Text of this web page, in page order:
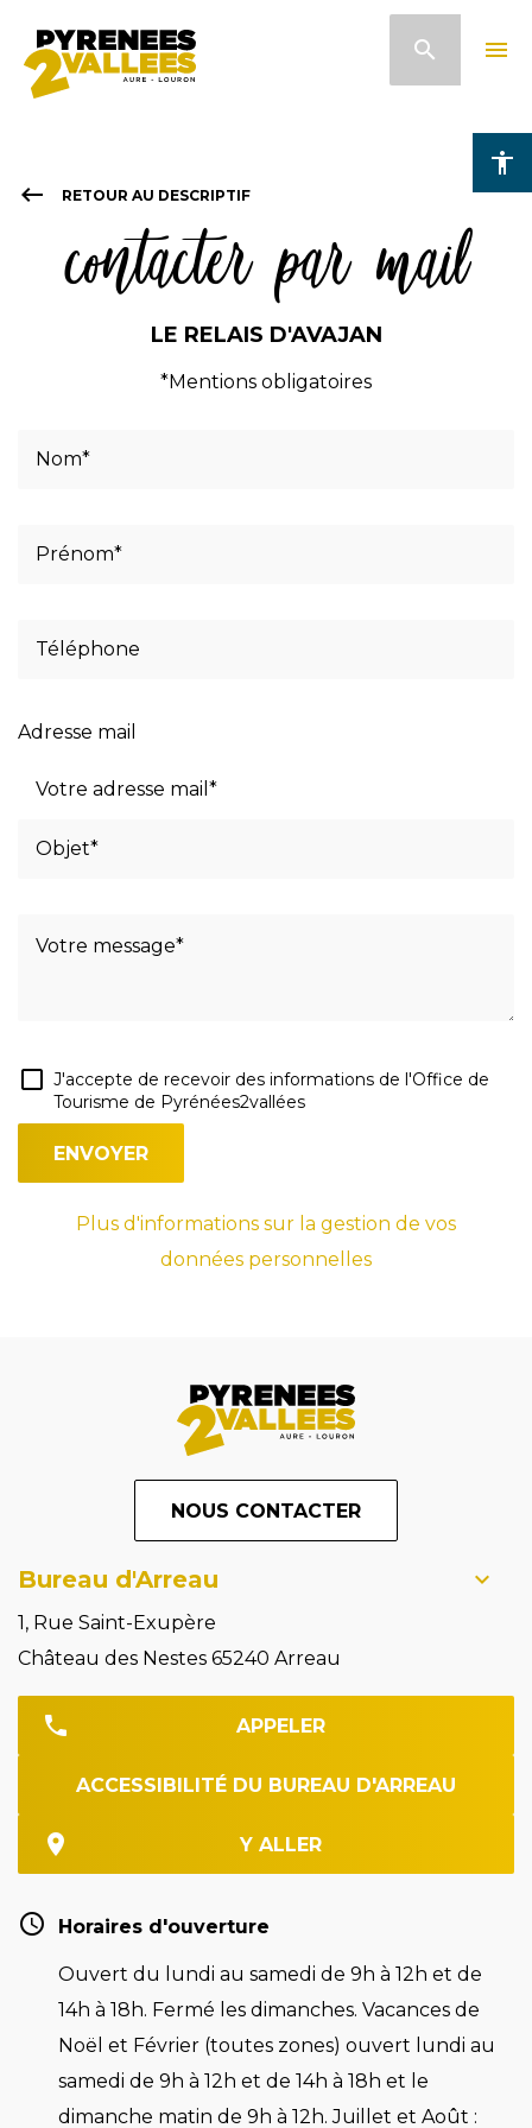
contenu
accessibility
search menu
keyboard_backspace RETOUR AU DESCRIPTIF
contacter par mail
LE RELAIS D'AVAJAN
*Mentions obligatoires
Adresse mail
J'accepte de recevoir des informations de l'Office de
Tourisme de Pyrénées2vallées
Plus d'informations sur la gestion de vos
données personnelles
NOUS CONTACTER
Bureau d'Arreau
1, Rue Saint-Exupère
Château des Nestes 65240 Arreau
APPELER
ACCESSIBILITÉ DU BUREAU D'ARREAU
Y ALLER
Horaires d'ouverture
Ouvert du lundi au samedi de 9h à 12h et de
14h à 18h. Fermé les dimanches. Vacances de
Noël et Février (toutes zones) ouvert lundi au
samedi de 9h à 12h et de 14h à 18h et le
dimanche matin de 9h à 12h. Juillet et Août :